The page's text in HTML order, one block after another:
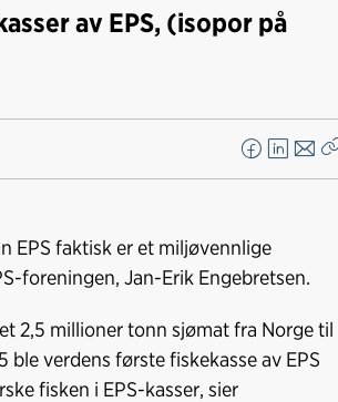
av EPS, (isopor på
F
a
e
b
o
o
L
i
k
e
d
I
E
-
t
EPS faktisk er et miljøvennlige
foreningen, Jan-Erik Engebretsen.
2,5 millioner tonn sjømat fra Norge til
verdens første fiskekasse av EPS
fisken i EPS-kasser, sier